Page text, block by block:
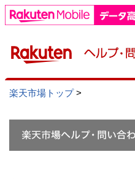
楽天市場トップ>